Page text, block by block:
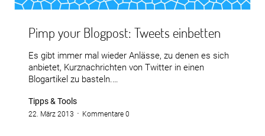
Pimp your Blogpost: Tweets einbetten
Es gibt immer mal wieder Anlässe, zu denen es sich
anbietet, Kurznachrichten von Twitter in einen
Blogartikel zu basteln.…
Tipps & Tools
22. März 2013 Kommentare 0